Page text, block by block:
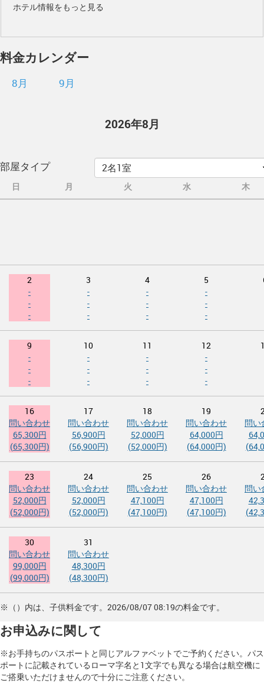
ホテル情報をもっと見る
料金カレンダー
8月 9月
2026年8月
部屋タイプ
日 月 火 水 木
2
-
-
-
3
-
-
-
4
-
-
-
5
-
-
-
9
-
-
-
10
-
-
-
11
-
-
-
12
-
-
-
16
問い合わせ
65,300円
(65,300円)
17
問い合わせ
56,900円
(56,900円)
18
問い合わせ
52,000円
(52,000円)
19
問い合わせ
64,000円
(64,000円)
問い
23
問い合わせ
52,000円
(52,000円)
24
問い合わせ
52,000円
(52,000円)
25
問い合わせ
47,100円
(47,100円)
26
問い合わせ
47,100円
(47,100円)
問い
30
問い合わせ
99,000円
(99,000円)
31
問い合わせ
48,300円
(48,300円)
※（）内は、子供料金です。2026/08/07 08:19の料金です。
お申込みに関して
※お手持ちのパスポートと同じアルファベットでご予約ください。パス
ポートに記載されているローマ字名と1文字でも異なる場合は航空機に
ご搭乗いただけませんので十分にご注意ください。